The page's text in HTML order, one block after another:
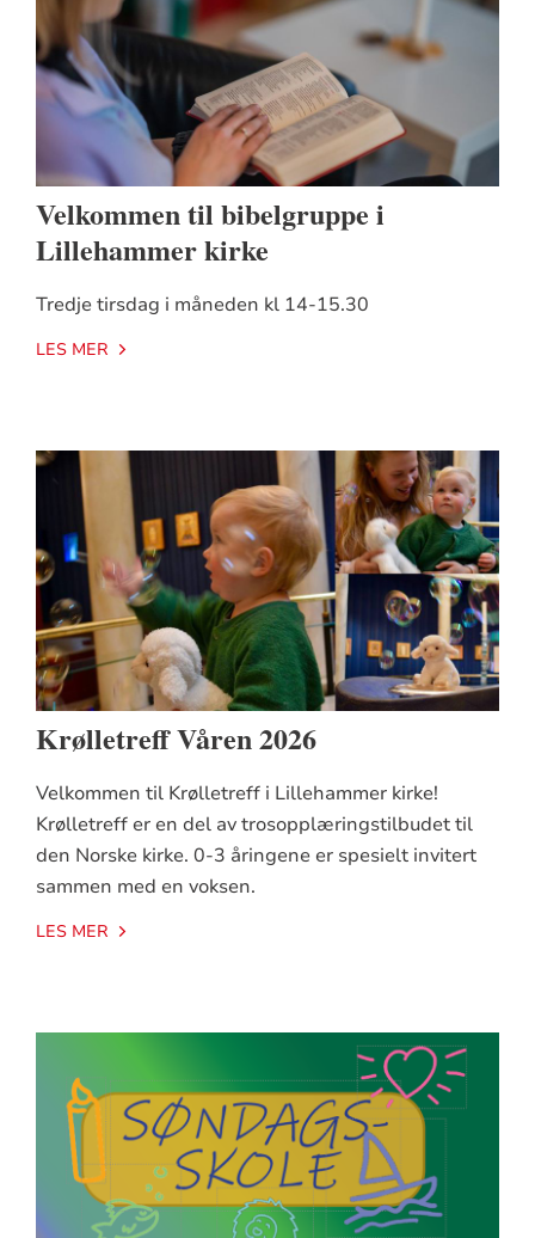
Velkommen til bibelgruppe i
Lillehammer kirke
Tredje tirsdag i måneden kl 14-15.30
LES MER
Krølletreff Våren 2026
Velkommen til Krølletreff i Lillehammer kirke!
Krølletreff er en del av trosopplæringstilbudet til
den Norske kirke. 0-3 åringene er spesielt invitert
sammen med en voksen.
LES MER